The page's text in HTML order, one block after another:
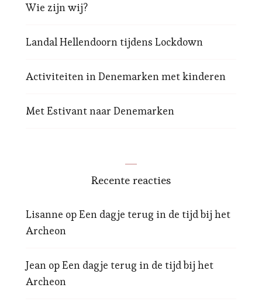
Wie zijn wij?
Landal Hellendoorn tijdens Lockdown
Activiteiten in Denemarken met kinderen
Met Estivant naar Denemarken
Recente reacties
Lisanne opEen dagje terug in de tijd bij het
Archeon
Jean opEen dagje terug in de tijd bij het
Archeon